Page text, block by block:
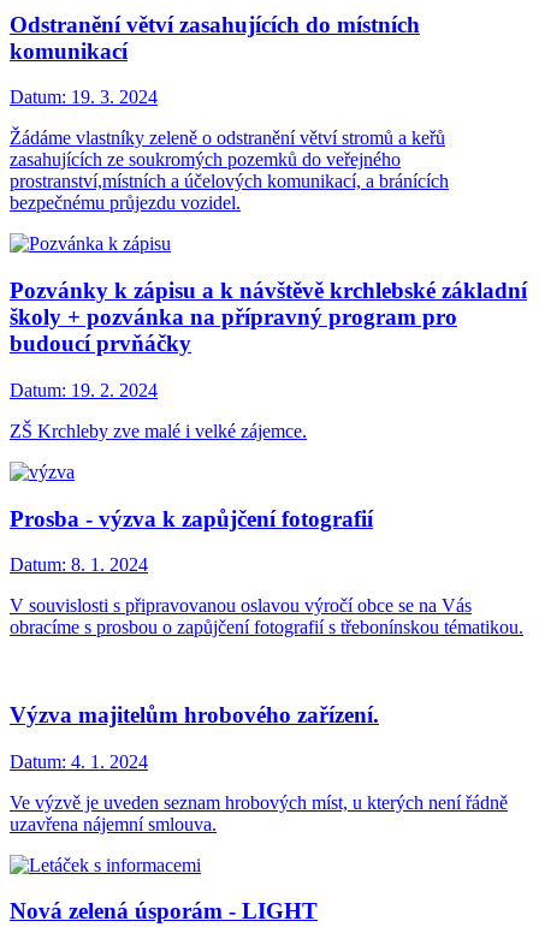
Odstranění větví zasahujících do místních
komunikací
Datum: 19. 3. 2024
Žádáme vlastníky zeleně o odstranění větví stromů a keřů
zasahujících ze soukromých pozemků do veřejného
prostranství,místních a účelových komunikací, a bránících
bezpečnému průjezdu vozidel.
Pozvánky k zápisu a k návštěvě krchlebské základní
školy + pozvánka na přípravný program pro
budoucí prvňáčky
Datum: 19. 2. 2024
ZŠ Krchleby zve malé i velké zájemce.
Prosba - výzva k zapůjčení fotografií
Datum: 8. 1. 2024
V souvislosti s připravovanou oslavou výročí obce se na Vás
obracíme s prosbou o zapůjčení fotografií s třebonínskou tématikou.
Výzva majitelům hrobového zařízení.
Datum: 4. 1. 2024
Ve výzvě je uveden seznam hrobových míst, u kterých není řádně
uzavřena nájemní smlouva.
Nová zelená úsporám - LIGHT